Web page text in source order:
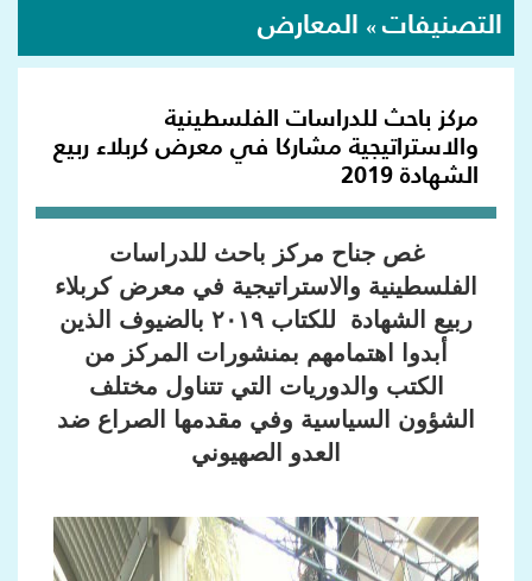
التصنيفات » المعارض
مركز باحث للدراسات الفلسطينية
والاستراتيجية مشاركا في معرض كربلاء ربيع
الشهادة 2019
غص جناح مركز باحث للدراسات
الفلسطينية والاستراتيجية في معرض كربلاء
ربيع الشهادة للكتاب ٢٠١٩
بالضيوف الذين
أبدوا اهتمامهم بمنشورات المركز من
الكتب والدوريات التي تتناول مختلف
الشؤون السياسية وفي مقدمها الصراع ضد
العدو الصهيوني